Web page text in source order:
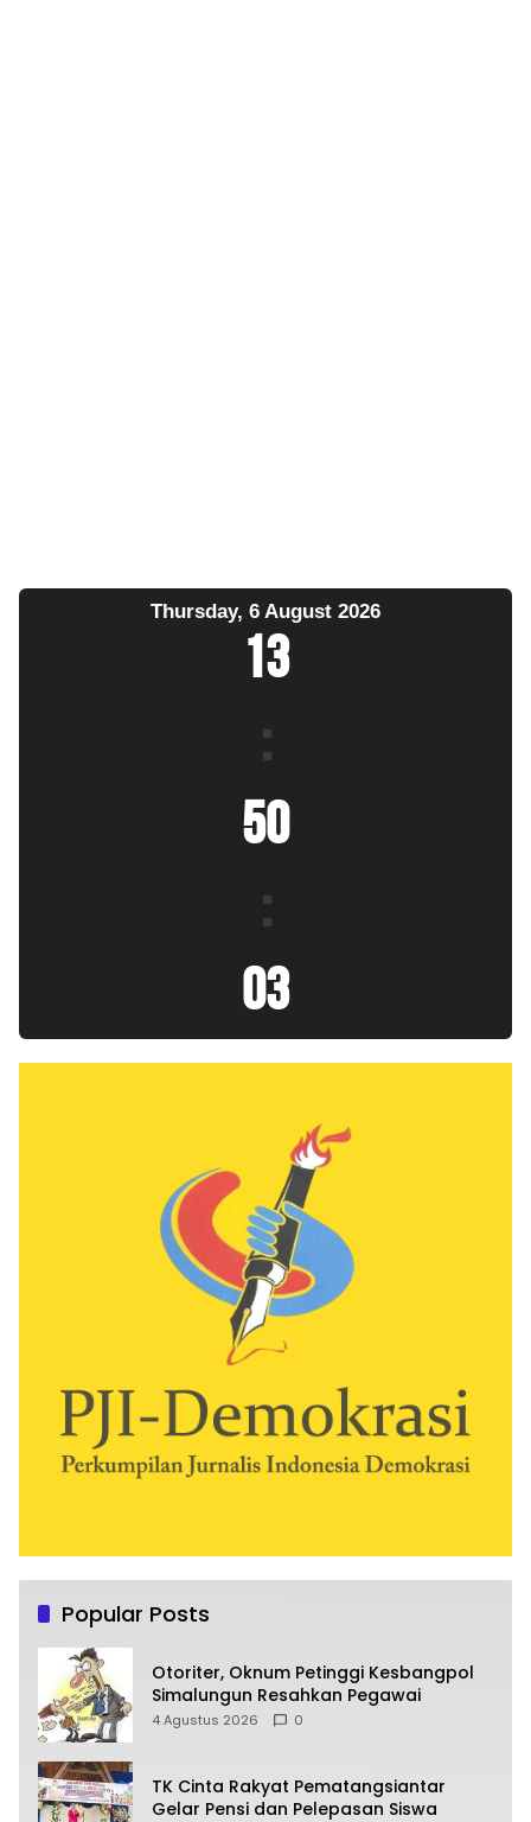
Thursday, 6 August 2026
13
:
50
:
05
Popular Posts
Otoriter, Oknum Petinggi Kesbangpol
Simalungun Resahkan Pegawai
4 Agustus 2026 0
TK Cinta Rakyat Pematangsiantar
Gelar Pensi dan Pelepasan Siswa